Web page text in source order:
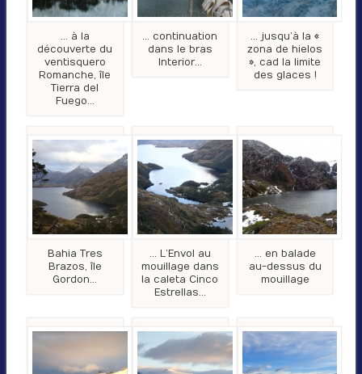
… à la
découverte du
ventisquero
Romanche, île
Tierra del
Fuego…
… continuation
dans le bras
Interior…
… jusqu’à la «
zona de hielos
», cad la limite
des glaces !
Bahia Tres
Brazos, île
Gordon…
… L’Envol au
mouillage dans
la caleta Cinco
Estrellas…
… en balade
au-dessus du
mouillage